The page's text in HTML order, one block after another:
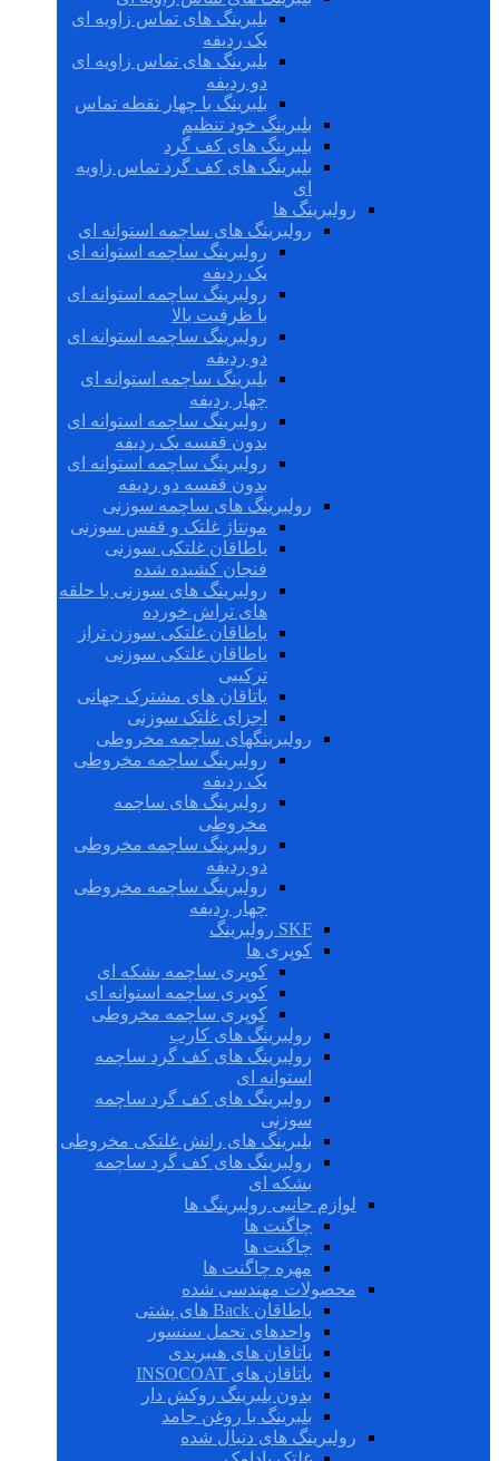
بلبرینگ های تماس زاویه ای
یک ردیفه
بلبرینگ های تماس زاویه ای
دو ردیفه
بلبرینگ با چهار نقطه تماس
بلبرینگ خود تنظیم
بلبرینگ های کف گرد
بلبرینگ های کف گرد تماس زاویه
ای
رولبرینگ ها
رولبرینگ های ساچمه استوانه ای
رولبرینگ ساچمه استوانه ای
یک ردیفه
رولبرینگ ساچمه استوانه ای
با ظرفیت بالا
رولبرینگ ساچمه استوانه ای
دو ردیفه
بلبرینگ ساچمه استوانه ای
چهار ردیفه
رولبرینگ ساچمه استوانه ای
بدون قفسه یک ردیفه
رولبرینگ ساچمه استوانه ای
بدون قفسه دو ردیفه
رولبرینگ های ساچمه سوزنی
مونتاژ غلتک و قفس سوزنی
یاطاقان غلتکی سوزنی
فنجان کشیده شده
رولبرینگ های سوزنی با حلقه
های تراش خورده
یاطاقان غلتکی سوزن تراز
یاطاقان غلتکی سوزنی
ترکیبی
یاتاقان های مشترک جهانی
اجزای غلتک سوزنی
رولبرینگهای ساچمه مخروطی
رولبرینگ ساچمه مخروطی
یک ردیفه
رولبرینگ های ساچمه
مخروطی
رولبرینگ ساچمه مخروطی
دو ردیفه
رولبرینگ ساچمه مخروطی
چهار ردیفه
SKF رولبرینگ
کوپری ها
کوپری ساچمه بشکه ای
کوپری ساچمه استوانه ای
کوپری ساچمه مخروطی
رولبرینگ های کارب
رولبرینگ های کف گرد ساچمه
استوانه ای
رولبرینگ های کف گرد ساچمه
سوزنی
بلبرینگ های رانش غلتکی مخروطی
رولبرینگ های کف گرد ساچمه
بشکه ای
لوازم جانبی رولبرینگ ها
چاگنت ها
چاگنت ها
مهره چاگنت ها
محصولات مهندسی شده
یاطاقان Back های پشتی
واحدهای تحمل سنسور
یاتاقان های هیبریدی
یاتاقان های INSOCOAT
بدون بلبرینگ روکش دار
بلبرینگ با روغن جامد
رولبرینگ های دنبال شده